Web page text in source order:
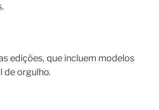
edições, que incluem modelos
de orgulho.